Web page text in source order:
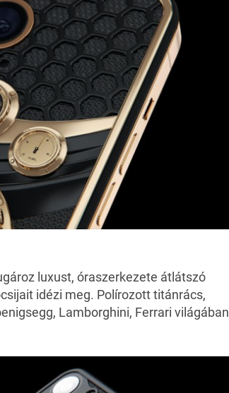
luxust, óraszerkezete átlátszó
idézi meg. Polírozott titánrács,
Lamborghini, Ferrari világában